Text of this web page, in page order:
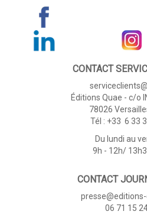
CONTACT
Éditions Quae - c/o
78026
Tél : +33 6 33
Du lundi au
9h - 12h/
CONTACT
06 71 15